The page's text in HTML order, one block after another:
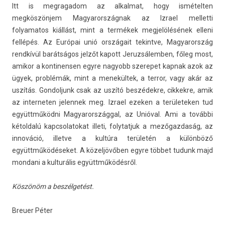
Itt is meg­ragadom az al­kal­mat, hogy is­mételt­en
megköszönjem Magyarország­nak az Iz­rael mel­letti
folyamatos kiállást, mint a termékek meg­jelölésének el­leni
fellépés. Az Európai unió országait tekintve, Magyarország
rendkívül barátságos jelzőt kapott Jeruz­sálemb­en, főleg most,
amikor a kon­tinens­en egyre nagyobb szerepet kap­nak azok az
ügyek, problémák, mint a menekültek, a ter­ror, vagy akár az
uszítás. Gon­doljunk csak az uszító beszédekre, cik­kekre, amik
az in­ter­net­en jelen­nek meg. Iz­rael ezek­en a területek­en tud
együttműködni Magyarországg­al, az Unióval. Ami a további
kétold­alú kapcsolatokat il­leti, folytat­juk a mezőgaz­daság, az
innováció, il­let­ve a kultúra területén a különböző
együttműködéseket. A közeljövőben egyre többet tudunk majd
mon­dani a kul­turális együttműködésről.
Köszönöm a beszélgetést.
Breu­er Péter